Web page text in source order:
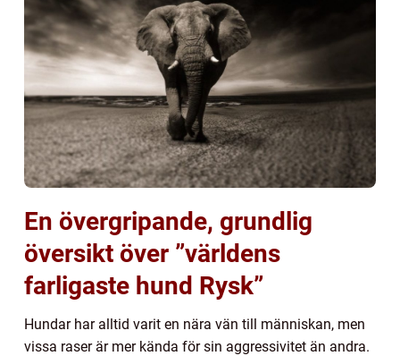
En övergripande, grundlig
översikt över ”världens
farligaste hund Rysk”
Hundar har alltid varit en nära vän till människan, men
vissa raser är mer kända för sin aggressivitet än andra.